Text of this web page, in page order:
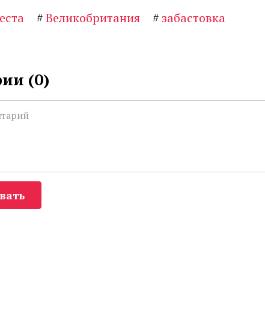
#Великобритания #забастовка
(0)